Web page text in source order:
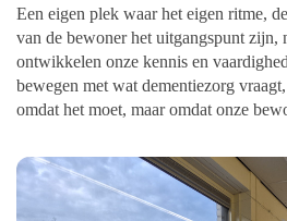
Een eigen plek waar het eigen ritme,
van de bewoner het uitgangspunt
ontwikkelen onze kennis en
bewegen met wat dementiezorg
omdat het moet, maar omdat onze